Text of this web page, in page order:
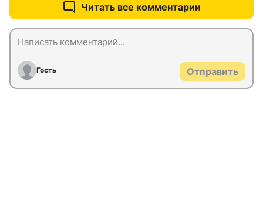
Читать все комментарии
Гость Отправить